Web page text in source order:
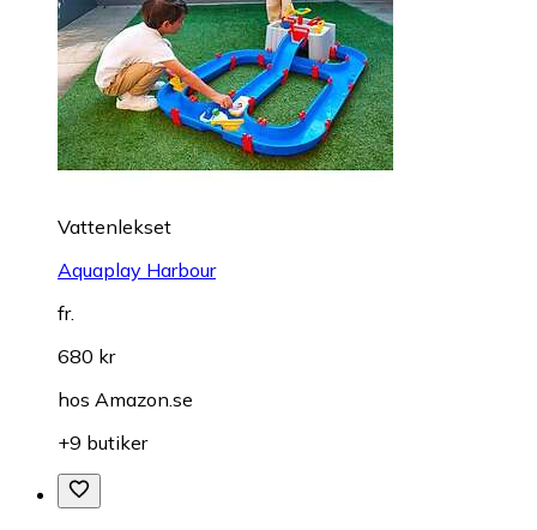
Vattenlekset
Aquaplay Harbour
fr.
680 kr
hos Amazon.se
+9 butiker